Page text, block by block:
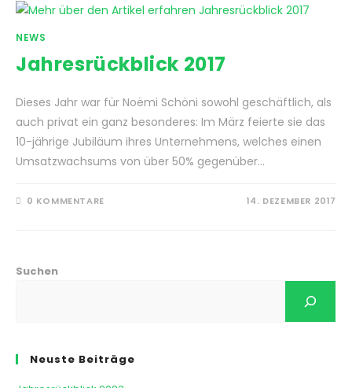
NEWS
Jahresrückblick 2017
Dieses Jahr war für Noëmi Schöni sowohl geschäftlich, als
auch privat ein ganz besonderes: Im März feierte sie das
10-jährige Jubiläum ihres Unternehmens, welches einen
Umsatzwachsums von über 50% gegenüber…
0 KOMMENTARE 14. DEZEMBER 2017
Suchen
Neuste Beiträge